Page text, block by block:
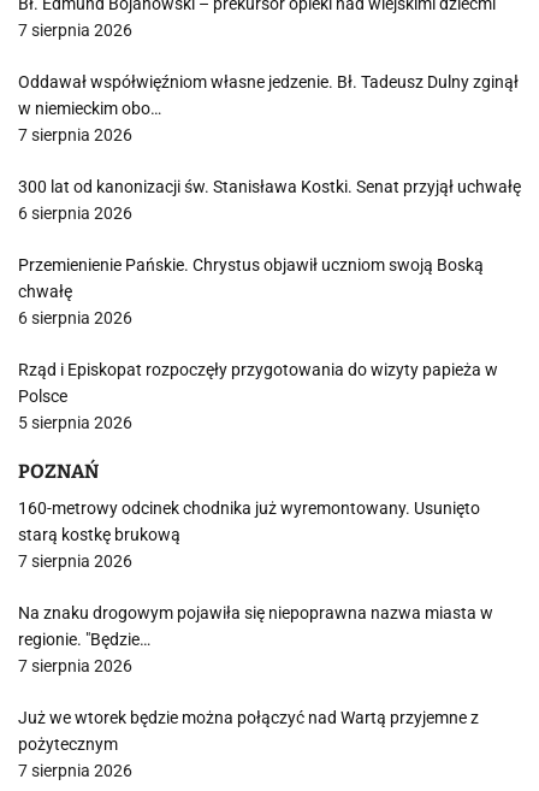
7 sierpnia 2026
Oddawał współwięźniom własne jedzenie. Bł. Tadeusz Dulny zginął
w niemieckim obo…
7 sierpnia 2026
300 lat od kanonizacji św. Stanisława Kostki. Senat przyjął uchwałę
6 sierpnia 2026
Przemienienie Pańskie. Chrystus objawił uczniom swoją Boską
chwałę
6 sierpnia 2026
Rząd i Episkopat rozpoczęły przygotowania do wizyty papieża w
Polsce
5 sierpnia 2026
POZNAŃ
160-metrowy odcinek chodnika już wyremontowany. Usunięto
starą kostkę brukową
7 sierpnia 2026
Na znaku drogowym pojawiła się niepoprawna nazwa miasta w
regionie. "Będzie…
7 sierpnia 2026
Już we wtorek będzie można połączyć nad Wartą przyjemne z
pożytecznym
7 sierpnia 2026